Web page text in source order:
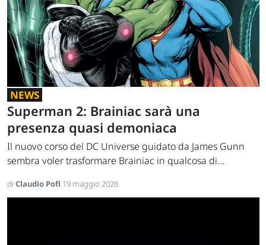
NEWS
Superman 2: Brainiac sarà una
presenza quasi demoniaca
Il nuovo corso del DC Universe guidato da James Gunn
sembra voler trasformare Brainiac in qualcosa di...
di Claudio Pofi 19 maggio 2026